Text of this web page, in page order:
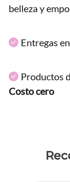
belleza y
Entregas
Productos
Costo cero